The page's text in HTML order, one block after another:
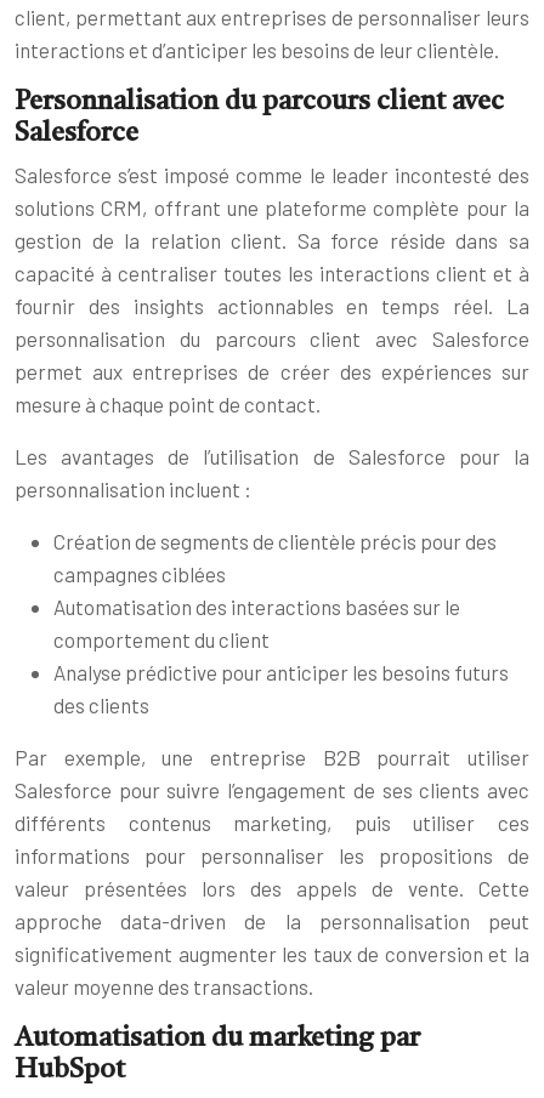
client, permettant aux entreprises de personnaliser leurs
interactions et d’anticiper les besoins de leur clientèle.
Personnalisation du parcours client avec
Salesforce
Salesforce s’est imposé comme le leader incontesté des
solutions CRM, offrant une plateforme complète pour la
gestion de la relation client. Sa force réside dans sa
capacité à centraliser toutes les interactions client et à
fournir des insights actionnables en temps réel. La
personnalisation du parcours client avec Salesforce
permet aux entreprises de créer des expériences sur
mesure à chaque point de contact.
Les avantages de l’utilisation de Salesforce pour la
personnalisation incluent :
Création de segments de clientèle précis pour des
campagnes ciblées
Automatisation des interactions basées sur le
comportement du client
Analyse prédictive pour anticiper les besoins futurs
des clients
Par exemple, une entreprise B2B pourrait utiliser
Salesforce pour suivre l’engagement de ses clients avec
différents contenus marketing, puis utiliser ces
informations pour personnaliser les propositions de
valeur présentées lors des appels de vente. Cette
approche data-driven de la personnalisation peut
significativement augmenter les taux de conversion et la
valeur moyenne des transactions.
Automatisation du marketing par
HubSpot